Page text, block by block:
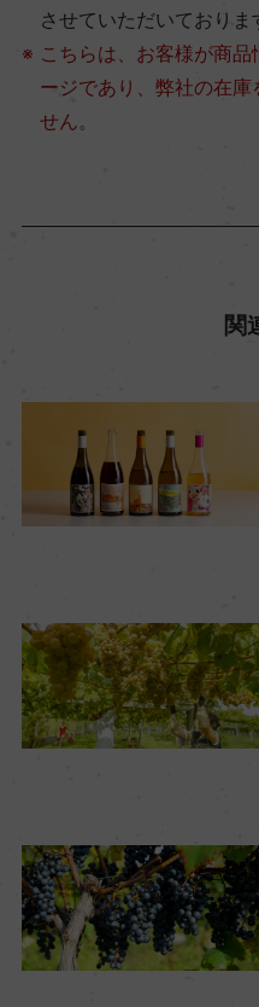
させていただいておりま
こちらは、お客様が商
ージであり、弊社の在庫
せん。
関